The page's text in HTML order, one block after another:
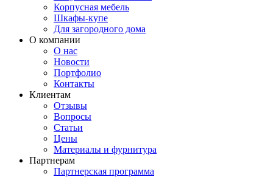
Корпусная мебель
Шкафы-купе
Для загородного дома
О компании
О нас
Новости
Портфолио
Контакты
Клиентам
Отзывы
Вопросы
Статьи
Цены
Материалы и фурнитура
Партнерам
Партнерская программа